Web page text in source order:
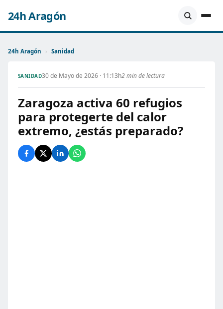
24h Aragón
24h Aragón › Sanidad
SANIDAD30 de Mayo de 2026 · 11:13h2 min de lectura
Zaragoza activa 60 refugios
para protegerte del calor
extremo, ¿estás preparado?